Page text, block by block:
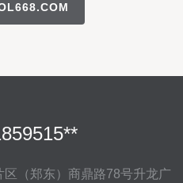
（郑东）商鼎路78号升龙广